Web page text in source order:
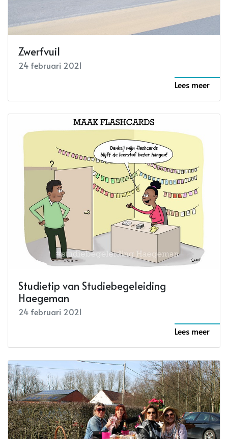
Zwerfvuil
24 februari 2021
Lees meer
Studietip van Studiebegeleiding
Haegeman
24 februari 2021
Lees meer